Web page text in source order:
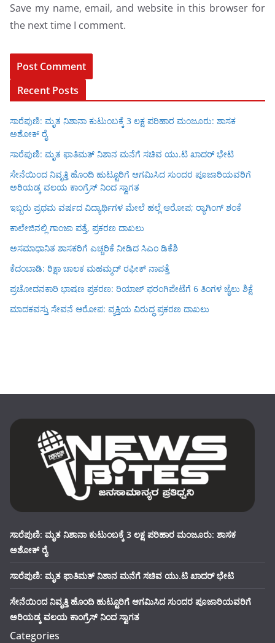
Save my name, email, and website in this browser for
the next time I comment.
Recent Posts
ಸಾರೆಪುಣಿ: ಮೃತ ನಿಶಾನಾ ಕುಟುಂಬಕ್ಕೆ 3 ಲಕ್ಷ ಪರಿಹಾರ ಮಂಜೂರು: ಶಾಸಕ
ಅಶೋಕ್ ರೈ
ಸಾರೆಪುಣಿ: ಮೃತ ಫಾತಿಮತ್ ನಿಶಾನ ಮನೆಗೆ ಸಚಿವ ಯು.ಟಿ ಖಾದರ್ ಭೇಟಿ
ಸೇನೆಯಿಂದ ನಿವೃತ್ತಿ ಹೊಂದಿ ಹುಟ್ಟೂರಿಗೆ ಆಗಮಿಸಿದ ಸುಂದರ ಪೂಜಾರಿಯವರಿಗೆ
ಅರಿಯಡ್ಕ ವಲಯ ಕಾಂಗ್ರೆಸ್ ನಿಂದ ಸ್ವಾಗತ
ಇಬ್ಬರು ಪ್ರಥಮ ವರ್ಷದ ವಿದ್ಯಾರ್ಥಿಗಳ ಮೇಲೆ ಹಲ್ಲೆ ಆರೋಪ; ರ‍್ಯಾಗಿಂಗ್ ಶಂಕೆ
ಕಾಲೇಜಿನಲ್ಲಿ ಗಾಂಜಾ ಪತ್ತೆ, ಪ್ರಕರಣ ದಾಖಲು
ಅಸಮಾಧಾನಿತ ಶಾಸಕರಿಗೆ ಎಚ್ಚರಿಕೆ ನೀಡಿದ ಸಿಎಂ ಡಿಕೆಶಿ
ಕೆದಂಬಾಡಿ: ರಿಕ್ಷಾ ಚಾಲಕ ಮಹಮ್ಮದ್ ರಫೀಕ್ ನಾಪತ್ತೆ
ಪ್ರಚೋದನಕಾರಿ ಭಾಷಣ ಪ್ರಕರಣ: ರಿಯಾಜ್ ಫರಂಗಿಪೇಟೆಗೆ 6 ತಿಂಗಳ ಜೈಲು ಶಿಕ್ಷೆ
ಮಾದಕವಸ್ತು ಸೇವನೆ ಆರೋಪ: ವ್ಯಕ್ತಿಯ ವಿರುದ್ಧ ಪ್ರಕರಣ ದಾಖಲು
ಸಾರೆಪುಣಿ: ಮೃತ ನಿಶಾನಾ ಕುಟುಂಬಕ್ಕೆ 3 ಲಕ್ಷ ಪರಿಹಾರ ಮಂಜೂರು: ಶಾಸಕ
ಅಶೋಕ್ ರೈ
ಸಾರೆಪುಣಿ: ಮೃತ ಫಾತಿಮತ್ ನಿಶಾನ ಮನೆಗೆ ಸಚಿವ ಯು.ಟಿ ಖಾದರ್ ಭೇಟಿ
ಸೇನೆಯಿಂದ ನಿವೃತ್ತಿ ಹೊಂದಿ ಹುಟ್ಟೂರಿಗೆ ಆಗಮಿಸಿದ ಸುಂದರ ಪೂಜಾರಿಯವರಿಗೆ
ಅರಿಯಡ್ಕ ವಲಯ ಕಾಂಗ್ರೆಸ್ ನಿಂದ ಸ್ವಾಗತ
Categories